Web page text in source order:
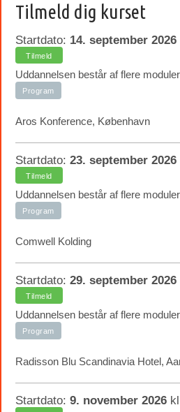
Tilmeld dig kurset
Startdato: 14. september 2026
Tilmeld
Uddannelsen består af flere
Program
Aros Konference, København
Startdato: 23. september 2026
Tilmeld
Uddannelsen består af flere
Program
Comwell Kolding
Startdato: 29. september 2026
Tilmeld
Uddannelsen består af flere
Program
Radisson Blu Scandinavia Hotel,
Startdato: 9. november 2026